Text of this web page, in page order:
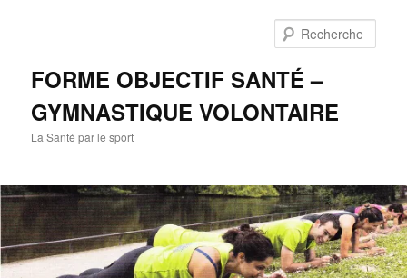
FORME OBJECTIF SANTÉ –
GYMNASTIQUE VOLONTAIRE
La Santé par le sport